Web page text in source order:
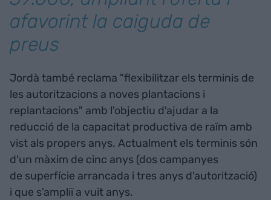
afavorint la caiguda de
preus
Jordà també reclama "flexibilitzar els terminis de
les autoritzacions a noves plantacions i
replantacions" amb l'objectiu d'ajudar a la
reducció de la capacitat productiva de raïm amb
vist als propers anys. Actualment els terminis són
d'un màxim de cinc anys (dos campanyes
de superfície arrancada i tres anys d'autorització)
i que s'ampliï a vuit anys.